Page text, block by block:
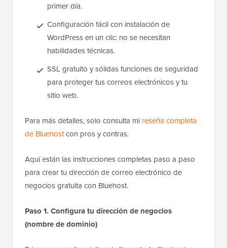
primer día.
Configuración fácil con instalación de
WordPress en un clic: no se necesitan
habilidades técnicas.
SSL gratuito y sólidas funciones de seguridad
para proteger tus correos electrónicos y tu
sitio web.
Para más detalles, solo consulta mi reseña completa
de Bluehostcon pros y contras.
Aquí están las instrucciones completas paso a paso
para crear tu dirección de correo electrónico de
negocios gratuita con Bluehost.
Paso 1. Configura tu dirección de negocios
(nombre de dominio)